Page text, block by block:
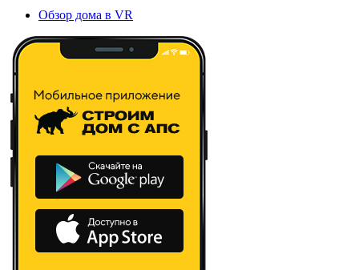
Обзор дома в VR